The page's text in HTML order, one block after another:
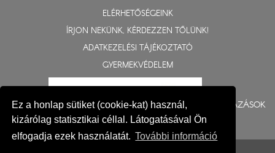
Ez a honlap sütiket (cookie-kat) használ,
kizárólag statisztikai céllal. Látogatásával Ön
elfogadja ezek használatát. További információ
ELÉRHETŐSÉGEINK
ÍRJON NEKÜNK, KÉRDEZZEN TŐLÜNK!
ADATKEZELÉSI TÁJÉKOZTATÓ
GYERMEKVÉDELEM
BERUHÁZÁSOK